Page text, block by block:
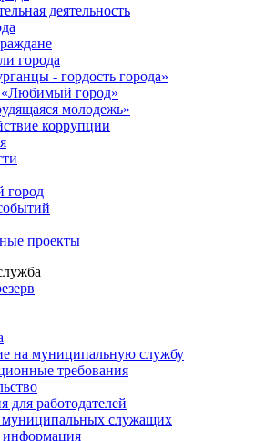
деятельность
города
- гордость города»
город»
молодежь»
коррупции
город
проекты
на муниципальную службу
требования
для работодателей
муниципальных служащих
информация